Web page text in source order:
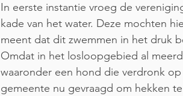
In eerste instantie vroeg de
kade van het water. Deze mochten
meent dat dit zwemmen in het druk
Omdat in het losloopgebied al
waaronder een hond die verdronk
gemeente nu gevraagd om hekken